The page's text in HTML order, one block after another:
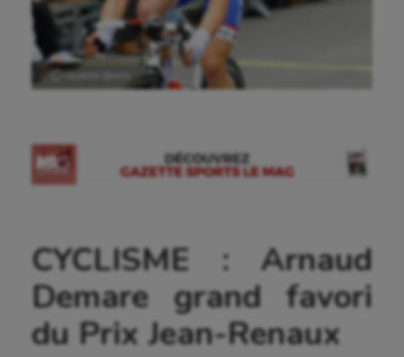
Ⓒ Gazette Sports
CYCLISME : Arnaud
Demare grand favori
du Prix Jean-Renaux